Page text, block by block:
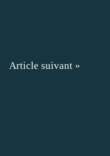
Article suivant »